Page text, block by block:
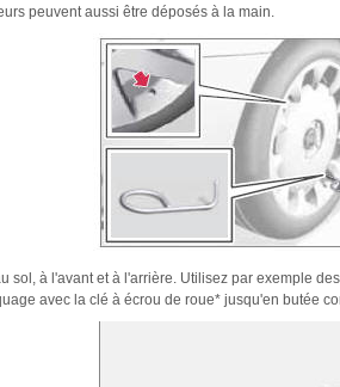
peuvent aussi être déposés à la main.
sol, à l'avant et à l'arrière. Utilisez par exemple
avec la clé à écrou de roue* jusqu'en butée